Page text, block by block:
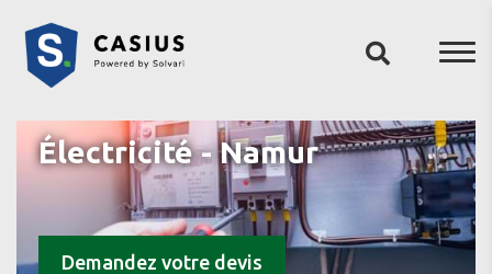
Électricité - Namur
Demandez votre devis